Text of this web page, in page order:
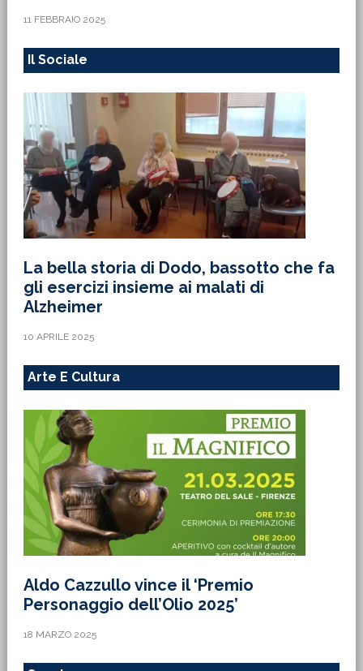
11 FEBBRAIO 2025
Il Sociale
La bella storia di Dodo, bassotto che fa
gli esercizi insieme ai malati di
Alzheimer
10 APRILE 2025
Arte E Cultura
Aldo Cazzullo vince il ‘Premio
Personaggio dell’Olio 2025’
18 MARZO 2025